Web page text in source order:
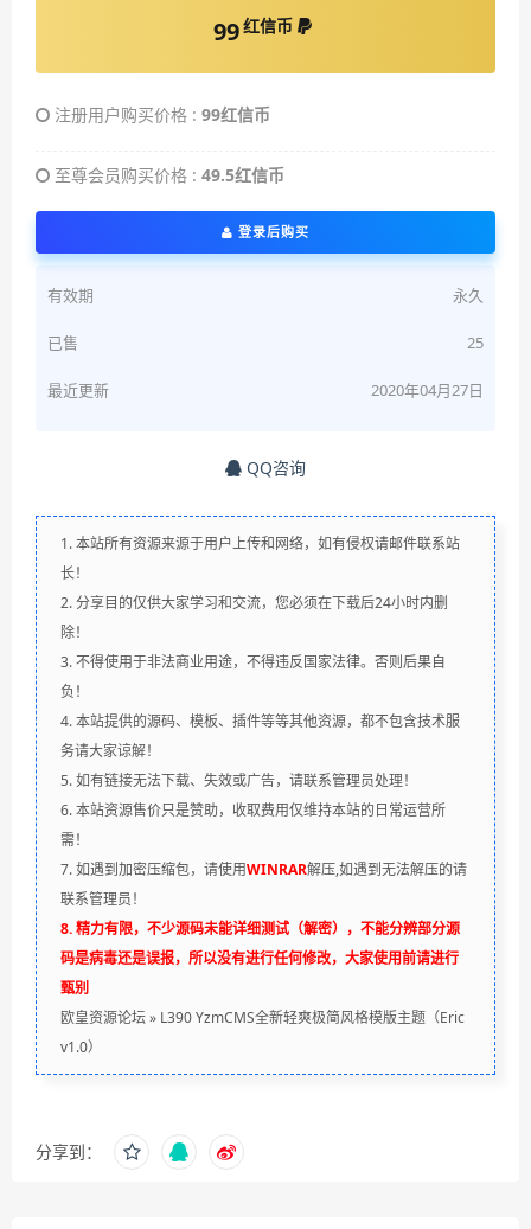
99红信币
注册用户购买价格 : 99红信币
至尊会员购买价格 : 49.5红信币
登录后购买
有效期 永久
已售 25
最近更新 2020年04月27日
QQ咨询
1. 本站所有资源来源于用户上传和网络，如有侵权请邮件联系站
长！
2. 分享目的仅供大家学习和交流，您必须在下载后24小时内删
除！
3. 不得使用于非法商业用途，不得违反国家法律。否则后果自
负！
4. 本站提供的源码、模板、插件等等其他资源，都不包含技术服
务请大家谅解！
5. 如有链接无法下载、失效或广告，请联系管理员处理！
6. 本站资源售价只是赞助，收取费用仅维持本站的日常运营所
需！
7. 如遇到加密压缩包，请使用WINRAR解压,如遇到无法解压的请
联系管理员！
8. 精力有限，不少源码未能详细测试（解密），不能分辨部分源
码是病毒还是误报，所以没有进行任何修改，大家使用前请进行
甄别
欧皇资源论坛» L390 YzmCMS全新轻爽极简风格模版主题（Eric
v1.0）
分享到：